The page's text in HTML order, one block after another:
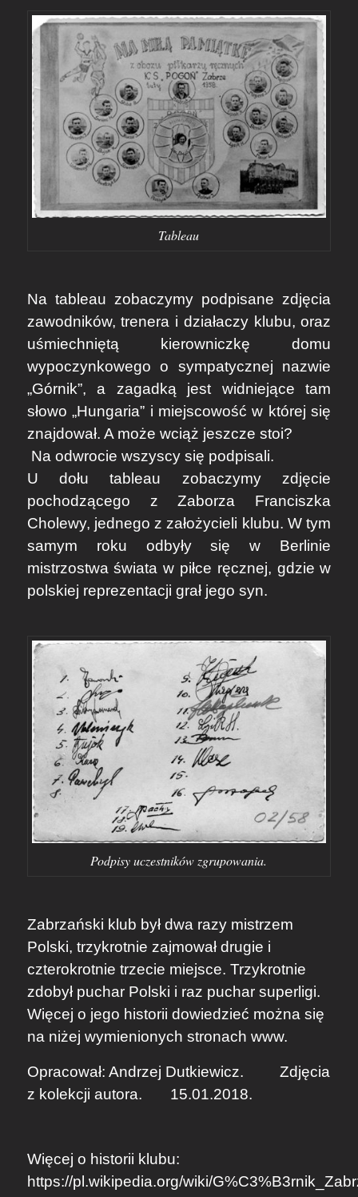
Tableau
Na tableau zobaczymy podpisane zdjęcia
zawodników, trenera i działaczy klubu, oraz
uśmiechniętą kierowniczkę domu
wypoczynkowego o sympatycznej nazwie
„Górnik”, a zagadką jest widniejące tam
słowo „Hungaria” i miejscowość w której się
znajdował. A może wciąż jeszcze stoi?
​ Na odwrocie wszyscy się podpisali.
U dołu tableau zobaczymy zdjęcie
pochodzącego z Zaborza Franciszka
Cholewy, jednego z założycieli klubu. W tym
samym roku odbyły się w Berlinie
mistrzostwa świata w piłce ręcznej, gdzie w
polskiej reprezentacji grał jego syn.
Podpisy uczestników zgrupowania.
Zabrzański klub był dwa razy mistrzem
Polski, trzykrotnie zajmował drugie i
czterokrotnie trzecie miejsce. Trzykrotnie
zdobył puchar Polski i raz puchar superligi.
Więcej o jego historii dowiedzieć można się
na niżej wymienionych stronach www.
Opracował: Andrzej Dutkiewicz. Zdjęcia
z kolekcji autora. 15.01.2018.
Więcej o historii klubu:
https://pl.wikipedia.org/wiki/